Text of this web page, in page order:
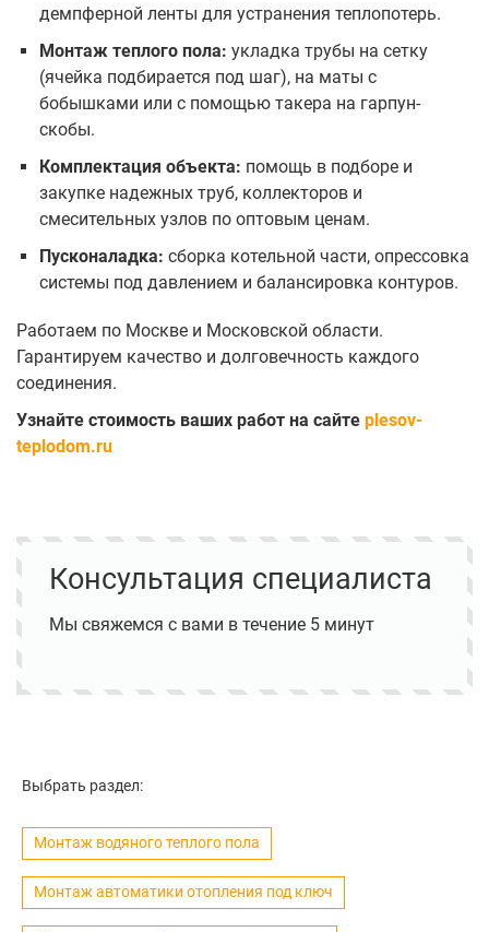
демпферной ленты для устранения теплопотерь.
Монтаж теплого пола: укладка трубы на сетку
(ячейка подбирается под шаг), на маты с
бобышками или с помощью такера на гарпун-
скобы.
Комплектация объекта: помощь в подборе и
закупке надежных труб, коллекторов и
смесительных узлов по оптовым ценам.
Пусконаладка: сборка котельной части, опрессовка
системы под давлением и балансировка контуров.
Работаем по Москве и Московской области.
Гарантируем качество и долговечность каждого
соединения.
Узнайте стоимость ваших работ на сайте plesov-
teplodom.ru
Консультация специалиста
Мы свяжемся с вами в течение 5 минут
Выбрать раздел:
Монтаж водяного теплого пола
Монтаж автоматики отопления под ключ